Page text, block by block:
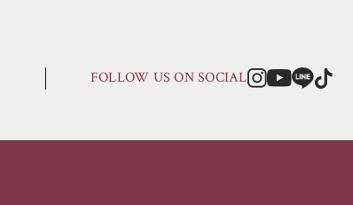
FOLLOW US ON SOCIAL